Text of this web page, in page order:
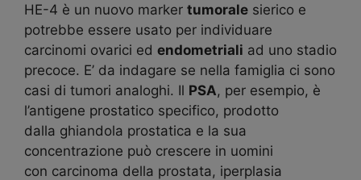
HE-4 è un nuovo marker tumorale sierico e
potrebbe essere usato per individuare
carcinomi ovarici ed endometriali ad uno stadio
precoce. E’ da indagare se nella famiglia ci sono
casi di tumori analoghi. Il PSA, per esempio, è
l’antigene prostatico specifico, prodotto
dalla ghiandola prostatica e la sua
concentrazione può crescere in uomini
con carcinoma della prostata, iperplasia